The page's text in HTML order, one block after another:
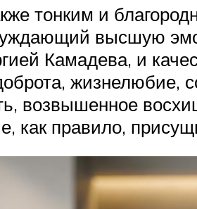
тонким и
высшую
Камадева, и
жизнелюбие,
возвышенное
как правило,